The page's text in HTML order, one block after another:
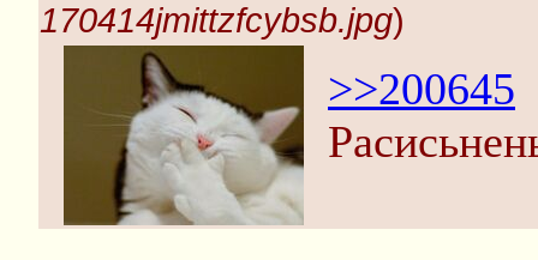
170414jmittzfcybsb.jpg)
>>200645